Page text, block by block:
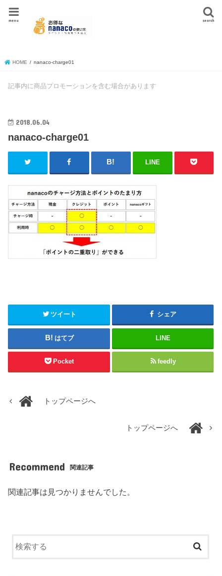
search
menu
HOME nanaco-charge01
記事内に商品プロモーションを含む場合があります
2018.06.04
nanaco-charge01
LINE
ツイート シェア
はてブ LINE
Pocket feedly
トップページへ
トップページへ
Recommend 関連記事
関連記事は見つかりませんでした。